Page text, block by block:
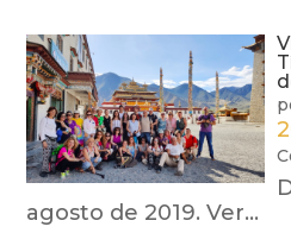
agosto de 2019. Ver...